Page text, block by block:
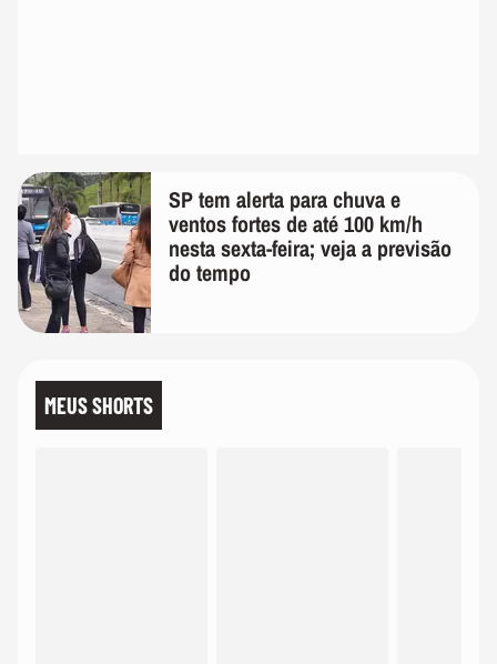
SP tem alerta para chuva e
ventos fortes de até 100 km/h
nesta sexta-feira; veja a previsão
do tempo
MEUS SHORTS